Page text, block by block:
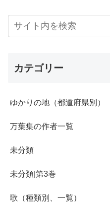
カテゴリー
ゆかりの地（都道府県別）
万葉集の作者一覧
未分類
未分類|第3巻
歌（種類別、一覧）